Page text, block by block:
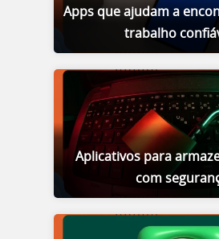
Apps que ajudam a
trabalho
Aplicativos para
com